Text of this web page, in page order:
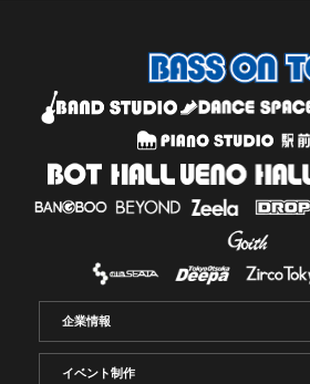
企業情報
イベント制作